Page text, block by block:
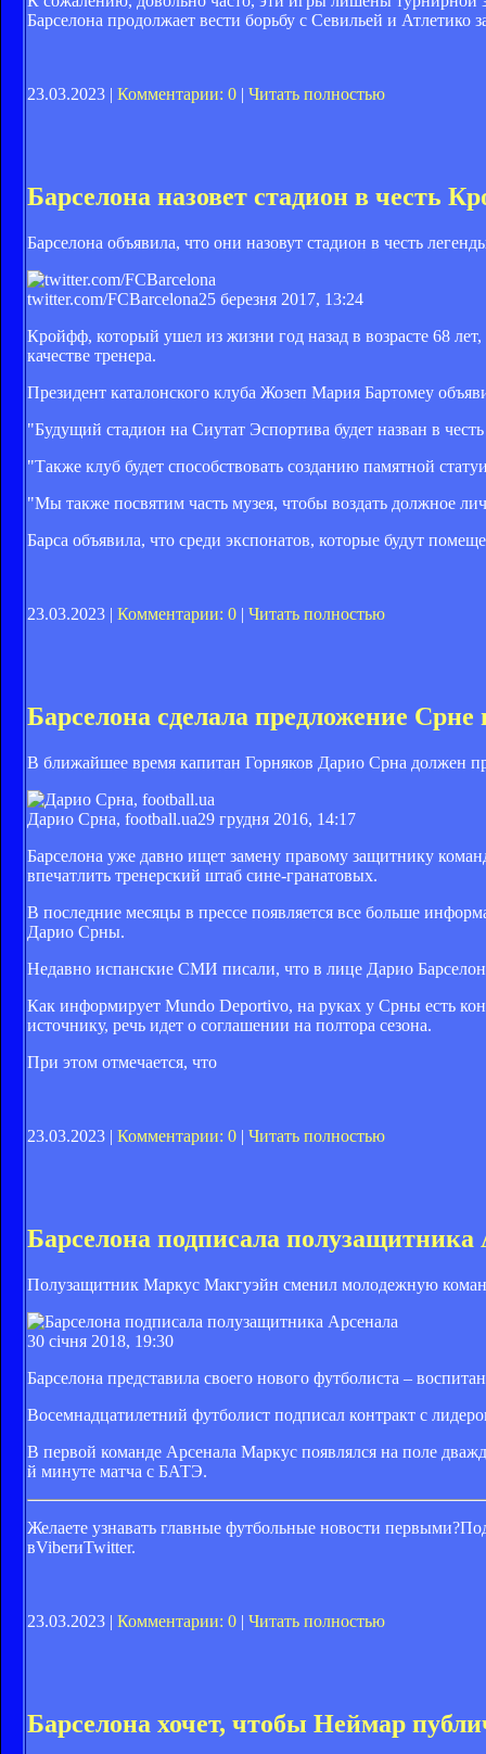
Барселона продолжает вести борьбу с Севильей и Атлетико
23.03.2023 | Комментарии: 0 Читать полностью
Барселона назовет стадион в честь
Барселона объявила, что они назовут стадион в честь
twitter.com/FCBarcelona25 березня 2017, 13:24
Кройфф, который ушел из жизни год назад в возрасте 68
качестве тренера.
Президент каталонского клуба Жозеп Мария Бартомеу
"Будущий стадион на Сиутат Эспортива будет назван в
"Также клуб будет способствовать созданию памятной
"Мы также посвятим часть музея, чтобы воздать должное
Барса объявила, что среди экспонатов, которые будут
23.03.2023 | Комментарии: 0 | Читать полностью
Барселона сделала предложение
В ближайшее время капитан Горняков Дарио Срна должен
Дарио Срна, football.ua29 грудня 2016, 14:17
Барселона уже давно ищет замену правому защитнику
впечатлить тренерский штаб сине-гранатовых.
В последние месяцы в прессе появляется все больше
Дарио Срны.
Недавно испанские СМИ писали, что в лице Дарио
Как информирует Mundo Deportivo, на руках у Срны есть
источнику, речь идет о соглашении на полтора сезона.
При этом отмечается, что
23.03.2023 | Комментарии: 0 | Читать полностью
Барселона подписала полузащитника
Полузащитник Маркус Макгуэйн сменил молодежную
30 січня 2018, 19:30
Барселона представила своего нового футболиста –
Восемнадцатилетний футболист подписал контракт с
В первой команде Арсенала Маркус появлялся на поле
й минуте матча с БАТЭ.
Желаете узнавать главные футбольные новости
вViberиTwitter.
23.03.2023 | Комментарии: 0 | Читать полностью
Барселона хочет, чтобы Неймар